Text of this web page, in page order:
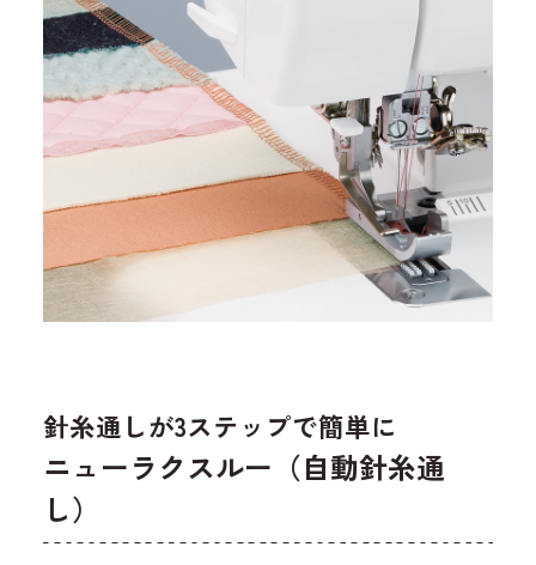
針糸通しが3ステップで簡単に
ニューラクスルー（自動針糸通
し）